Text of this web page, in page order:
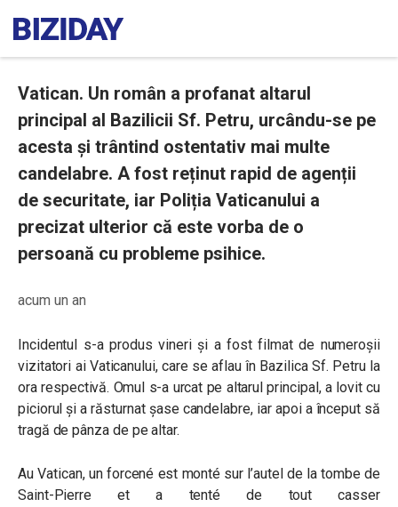
Vatican. Un român a profanat altarul
principal al Bazilicii Sf. Petru, urcându-se pe
acesta și trântind ostentativ mai multe
candelabre. A fost reținut rapid de agenții
de securitate, iar Poliția Vaticanului a
precizat ulterior că este vorba de o
persoană cu probleme psihice.
acum un an
Incidentul s-a produs vineri și a fost filmat de numeroșii
vizitatori ai Vaticanului, care se aflau în Bazilica Sf. Petru la
ora respectivă. Omul s-a urcat pe altarul principal, a lovit cu
piciorul și a răsturnat șase candelabre, iar apoi a început să
tragă de pânza de pe altar.
Au Vatican, un forcené est monté sur l’autel de la tombe de
Saint-Pierre et a tenté de tout casser